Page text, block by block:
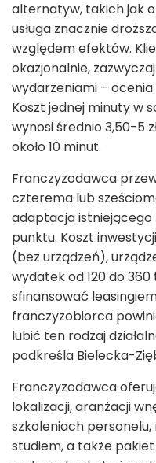
alternatyw, takich jak
usługa znacznie
względem efektów.
okazjonalnie,
wydarzeniami – ocenia
Koszt jednej minuty w
wynosi średnio 3,50-5
około 10 minut.
Franczyzodawca
czterema lub
adaptacja
punktu. Koszt
(bez urządzeń),
wydatek od 120 do 360
sfinansować
franczyzobiorca
lubić ten rodzaj
podkreśla Bielecka-
Franczyzodawca
lokalizacji, aranżacji
szkoleniach
studiem, a także